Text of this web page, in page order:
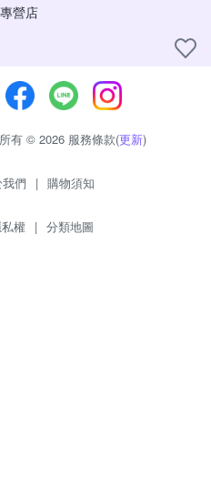
營店
有 © 2026 服務條款(更新)
們 | 購物須知
權 | 分類地圖